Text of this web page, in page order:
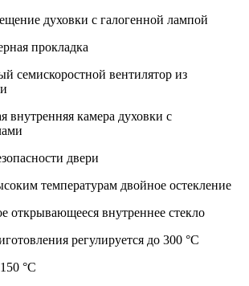
духовки с галогенной лампой
прокладка
семискоростной вентилятор из
камера духовки с
двери
температурам двойное остекление
открывающееся внутреннее стекло
регулируется до 300 °C
°C